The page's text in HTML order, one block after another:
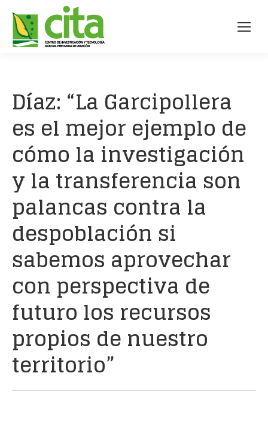
Díaz: “La Garcipollera
es el mejor ejemplo de
cómo la investigación
y la transferencia son
palancas contra la
despoblación si
sabemos aprovechar
con perspectiva de
futuro los recursos
propios de nuestro
territorio”